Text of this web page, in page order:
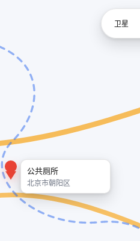
公共厕所
北京市朝阳区
卫星